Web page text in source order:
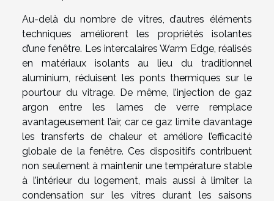
Au-delà du nombre de vitres, d’autres éléments
techniques améliorent les propriétés isolantes
d’une fenêtre. Les intercalaires Warm Edge, réalisés
en matériaux isolants au lieu du traditionnel
aluminium, réduisent les ponts thermiques sur le
pourtour du vitrage. De même, l’injection de gaz
argon entre les lames de verre remplace
avantageusement l’air, car ce gaz limite davantage
les transferts de chaleur et améliore l’efficacité
globale de la fenêtre. Ces dispositifs contribuent
non seulement à maintenir une température stable
à l’intérieur du logement, mais aussi à limiter la
condensation sur les vitres durant les saisons